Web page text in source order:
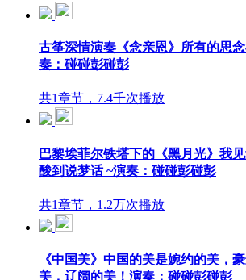
古筝深情演奏《念亲恩》所有的思
奏：碰碰彭碰彭
共1章节，7.4千次播放
巴黎埃菲尔铁塔下的《黑月光》我
酸到说梦话 ~演奏：碰碰彭碰彭
共1章节，1.2万次播放
《中国美》中国的美是婉约的美，
美，辽阔的美！演奏：碰碰彭碰彭